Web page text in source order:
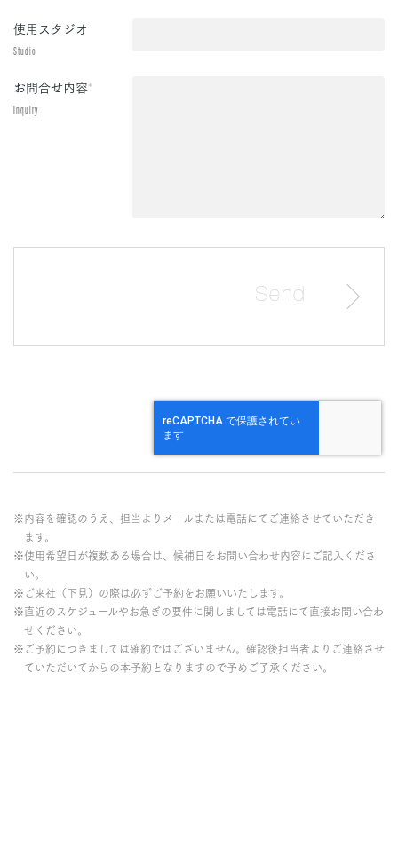
使用スタジオ
Studio
お問合せ内容*
Inquiry
※内容を確認のうえ、担当よりメールまたは電話にてご連絡させていただき
ます。
※使用希望日が複数ある場合は、候補日をお問い合わせ内容にご記入くださ
い。
※ご来社（下見）の際は必ずご予約をお願いいたします。
※直近のスケジュールやお急ぎの要件に関しましては電話にて直接お問い合わ
せください。
※ご予約につきましては確約ではございません。確認後担当者よりご連絡させ
ていただいてからの本予約となりますので予めご了承ください。